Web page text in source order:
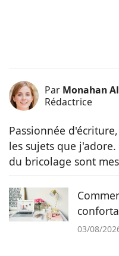
Par Monahan
Rédactrice
Passionnée
les sujets que
du bricolage sont
03/08/